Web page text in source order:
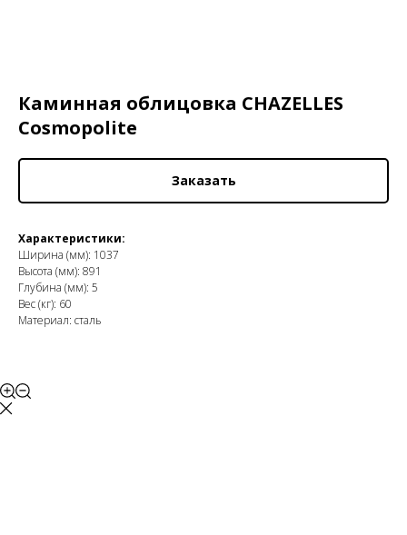
Каминная облицовка CHAZELLES
Cosmopolite
Заказать
Характеристики:
Ширина (мм): 1037
Высота (мм): 891
Глубина (мм): 5
Вес (кг): 60
Материал: сталь